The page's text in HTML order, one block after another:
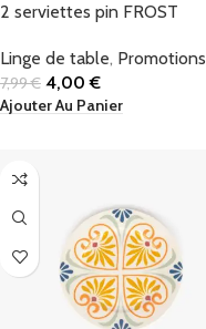
2 serviettes pin FROST
Linge de table, Promotions
7,99€ 4,00€
Ajouter Au Panier